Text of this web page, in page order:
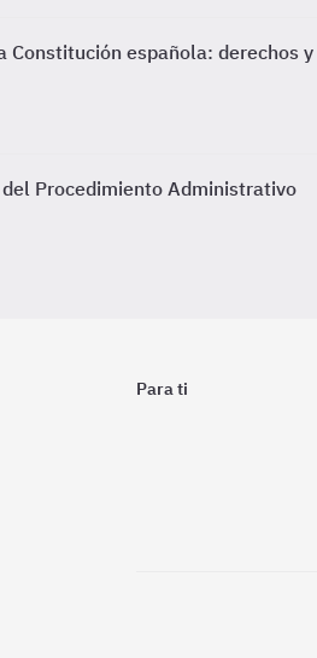
Constitución española: derechos y
Procedimiento Administrativo
Para ti